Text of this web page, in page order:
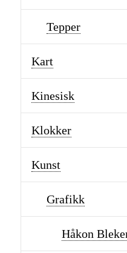
Tepper
Kart
Kinesisk
Klokker
Kunst
Grafikk
Håkon